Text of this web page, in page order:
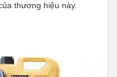
thương hiệu này.